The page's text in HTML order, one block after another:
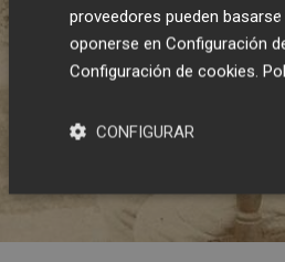
proveedores pueden
oponerse en Configuración
Configuración de cookies.
CONFIGURAR